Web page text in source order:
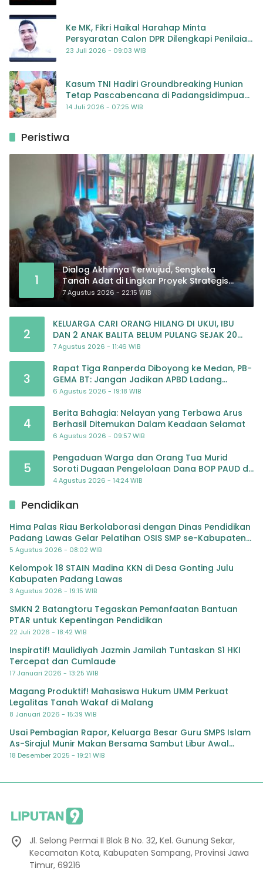
Ke MK, Fikri Haikal Harahap Minta
Persyaratan Calon DPR Dilengkapi Penilaian
Kompetensi
23 Juli 2026 - 09:03 WIB
Kasum TNI Hadiri Groundbreaking Hunian
Tetap Pascabencana di Padangsidimpuan,
Harapan Baru bagi Penyintas
14 Juli 2026 - 07:25 WIB
Peristiwa
1
Dialog Akhirnya Terwujud, Sengketa
Tanah Adat di Lingkar Proyek Strategis
Nasional Memasuki Babak Baru
7 Agustus 2026 - 22:15 WIB
2
KELUARGA CARI ORANG HILANG DI UKUI, IBU
DAN 2 ANAK BALITA BELUM PULANG SEJAK 20
JULI 2026
7 Agustus 2026 - 11:46 WIB
3
Rapat Tiga Ranperda Diboyong ke Medan, PB-
GEMA BT: Jangan Jadikan APBD Ladang
Pembiayaan yang Tak Perlu
6 Agustus 2026 - 19:18 WIB
4
Berita Bahagia: Nelayan yang Terbawa Arus
Berhasil Ditemukan Dalam Keadaan Selamat
6 Agustus 2026 - 09:57 WIB
5
Pengaduan Warga dan Orang Tua Murid
Soroti Dugaan Pengelolaan Dana BOP PAUD di
TK Al-Ikhlas Tapanuli Selatan
4 Agustus 2026 - 14:24 WIB
Pendidikan
Hima Palas Riau Berkolaborasi dengan Dinas Pendidikan
Padang Lawas Gelar Pelatihan OSIS SMP se-Kabupaten
Padang Lawas
5 Agustus 2026 - 08:02 WIB
Kelompok 18 STAIN Madina KKN di Desa Gonting Julu
Kabupaten Padang Lawas
3 Agustus 2026 - 19:15 WIB
SMKN 2 Batangtoru Tegaskan Pemanfaatan Bantuan
PTAR untuk Kepentingan Pendidikan
22 Juli 2026 - 18:42 WIB
Inspiratif! Maulidiyah Jazmin Jamilah Tuntaskan S1 HKI
Tercepat dan Cumlaude
17 Januari 2026 - 13:25 WIB
Magang Produktif! Mahasiswa Hukum UMM Perkuat
Legalitas Tanah Wakaf di Malang
8 Januari 2026 - 15:39 WIB
Usai Pembagian Rapor, Keluarga Besar Guru SMPS Islam
As-Sirajul Munir Makan Bersama Sambut Libur Awal
Semester
18 Desember 2025 - 19:21 WIB
Jl. Selong Permai II Blok B No. 32, Kel. Gunung Sekar,
Kecamatan Kota, Kabupaten Sampang, Provinsi Jawa
Timur, 69216